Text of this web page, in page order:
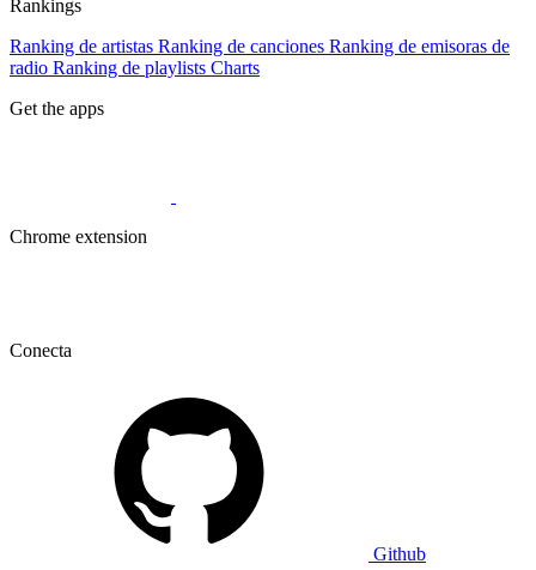
Rankings
Ranking de artistas Ranking de canciones Ranking de emisoras de
radio Ranking de playlists Charts
Get the apps
Chrome extension
Conecta
Github